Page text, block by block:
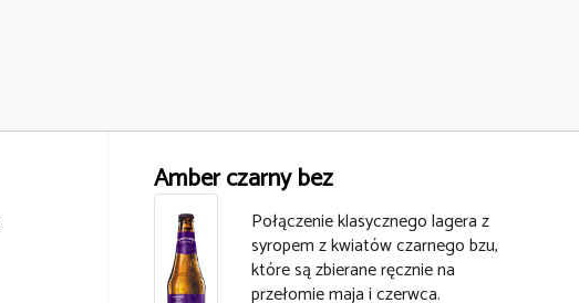
Amber czarny bez
Połączenie klasycznego lagera z
syropem z kwiatów czarnego bzu,
które są zbierane ręcznie na
przełomie maja i czerwca.